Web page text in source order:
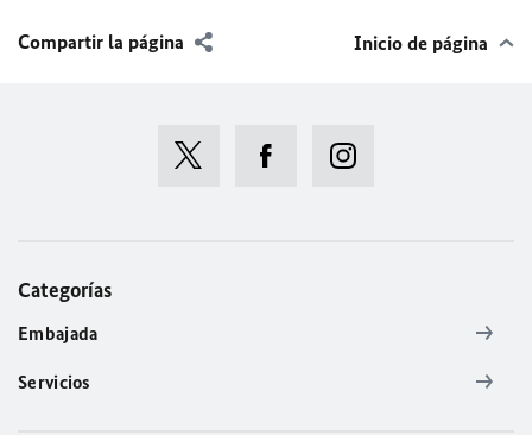
Compartir la página Inicio de página
Categorías
Embajada
Servicios